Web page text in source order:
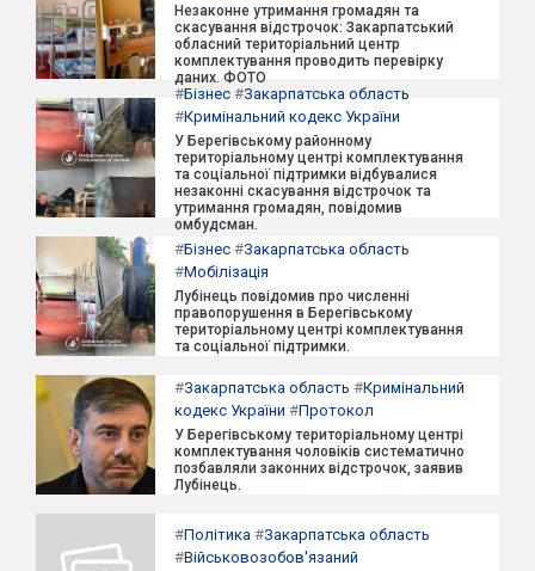
Незаконне утримання громадян та
скасування відстрочок: Закарпатський
обласний територіальний центр
комплектування проводить перевірку
даних. ФОТО
#Бізнес #Закарпатська область
#Кримінальний кодекс України
У Берегівському районному
територіальному центрі комплектування
та соціальної підтримки відбувалися
незаконні скасування відстрочок та
утримання громадян, повідомив
омбудсман.
#Бізнес #Закарпатська область
#Мобілізація
Лубінець повідомив про численні
правопорушення в Берегівському
територіальному центрі комплектування
та соціальної підтримки.
#Закарпатська область #Кримінальний
кодекс України #Протокол
У Берегівському територіальному центрі
комплектування чоловіків систематично
позбавляли законних відстрочок, заявив
Лубінець.
#Політика #Закарпатська область
#Військовозобов'язаний